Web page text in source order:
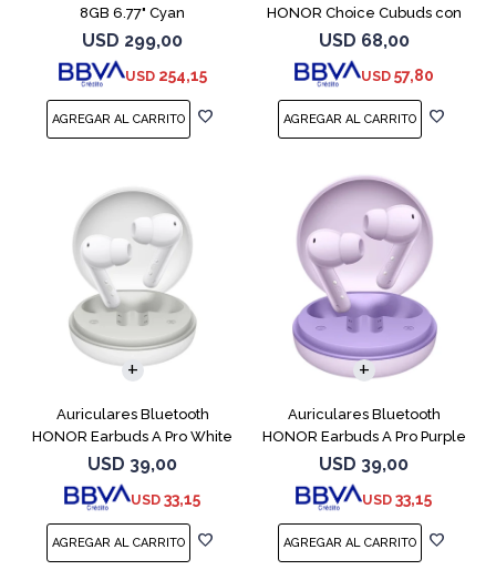
8GB 6.77" Cyan
USD 299,00
USD 254,15
HONOR Choice Cubuds con
Pantalla Beige
USD 68,00
USD 57,80
Auriculares Bluetooth
HONOR Earbuds A Pro White
USD 39,00
USD 33,15
Auriculares Bluetooth
HONOR Earbuds A Pro Purple
USD 39,00
USD 33,15